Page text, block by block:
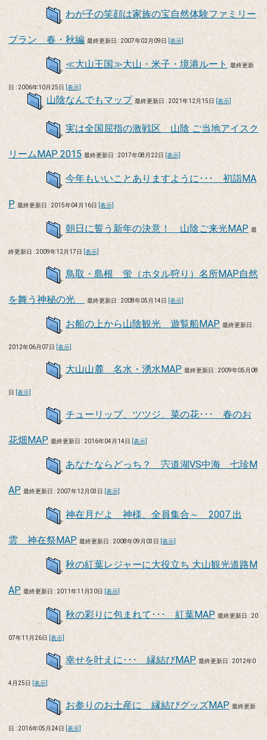
わが子の笑顔は家族の宝自然体験ファミリー
プラン 春・秋編 最終更新日 : 2007年02月09日 [表示]
≪大山王国≫大山・米子・境港ルート 最終更新
日 : 2006年10月25日 [表示]
山陰なんでもマップ 最終更新日 : 2021年12月15日 [表示]
実は全国屈指の激戦区 山陰 ご当地アイスク
リームMAP 2015 最終更新日 : 2017年08月22日 [表示]
今年もいいことありますように･･･ 初詣MA
P 最終更新日 : 2015年04月16日 [表示]
朝日に誓う新年の決意！ 山陰ご来光MAP 最
終更新日 : 2009年12月17日 [表示]
鳥取・島根 蛍（ホタル狩り）名所MAP自然
を舞う神秘の光 最終更新日 : 2008年05月14日 [表示]
お船の上から山陰観光 遊覧船MAP 最終更新日 :
2012年06月07日 [表示]
大山山麓 名水・湧水MAP 最終更新日 : 2009年05月08
日 [表示]
チューリップ、ツツジ、菜の花･･･ 春のお
花畑MAP 最終更新日 : 2016年04月14日 [表示]
あなたならどっち？ 宍道湖VS中海 七珍M
AP 最終更新日 : 2007年12月03日 [表示]
神在月だよ 神様、全員集合～ 2007 出
雲 神在祭MAP 最終更新日 : 2008年09月03日 [表示]
秋の紅葉レジャーに大役立ち 大山観光道路M
AP 最終更新日 : 2011年11月30日 [表示]
秋の彩りに包まれて･･･ 紅葉MAP 最終更新日 : 20
07年11月26日 [表示]
幸せを叶えに･･･ 縁結びMAP 最終更新日 : 2012年0
4月25日 [表示]
お参りのお土産に 縁結びグッズMAP 最終更新
日 : 2016年05月24日 [表示]